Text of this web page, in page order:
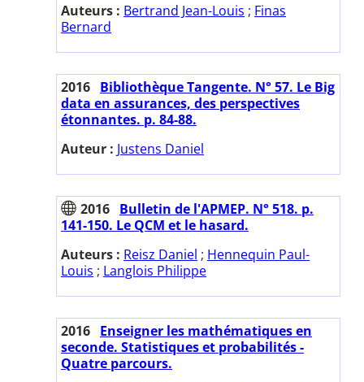
Auteurs : Bertrand Jean-Louis ; Finas
Bernard
2016 Bibliothèque Tangente. N° 57. Le Big
data en assurances, des perspectives
étonnantes. p. 84-88.
Auteur : Justens Daniel
2016 Bulletin de l'APMEP. N° 518. p.
141-150. Le QCM et le hasard.
Auteurs : Reisz Daniel ; Hennequin Paul-
Louis ; Langlois Philippe
2016 Enseigner les mathématiques en
seconde. Statistiques et probabilités -
Quatre parcours.